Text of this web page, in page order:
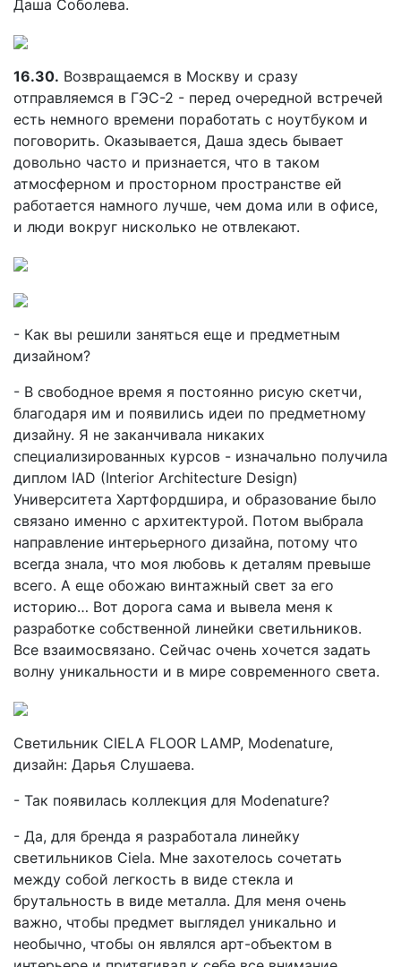
Даша Соболева.
16.30. Возвращаемся в Москву и сразу
отправляемся в ГЭС-2 - перед очередной встречей
есть немного времени поработать с ноутбуком и
поговорить. Оказывается, Даша здесь бывает
довольно часто и признается, что в таком
атмосферном и просторном пространстве ей
работается намного лучше, чем дома или в офисе,
и люди вокруг нисколько не отвлекают.
- Как вы решили заняться еще и предметным
дизайном?
- В свободное время я постоянно рисую скетчи,
благодаря им и появились идеи по предметному
дизайну. Я не заканчивала никаких
специализированных курсов - изначально получила
диплом IAD (Interior Architecture Design)
Университета Хартфордшира, и образование было
связано именно с архитектурой. Потом выбрала
направление интерьерного дизайна, потому что
всегда знала, что моя любовь к деталям превыше
всего. А еще обожаю винтажный свет за его
историю… Вот дорога сама и вывела меня к
разработке собственной линейки светильников.
Все взаимосвязано. Сейчас очень хочется задать
волну уникальности и в мире современного света.
Светильник CIELA FLOOR LAMP, Modenature,
дизайн: Дарья Слушаева.
- Так появилась коллекция для Modenature?
- Да, для бренда я разработала линейку
светильников Ciela. Мне захотелось сочетать
между собой легкость в виде стекла и
брутальность в виде металла. Для меня очень
важно, чтобы предмет выглядел уникально и
необычно, чтобы он являлся арт-объектом в